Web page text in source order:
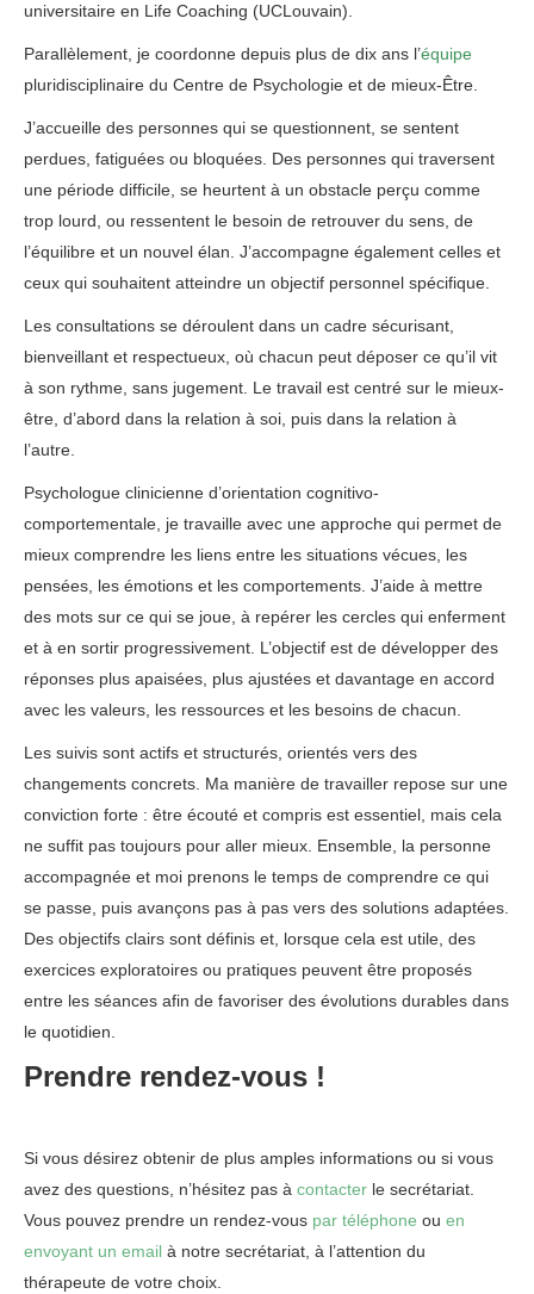
universitaire en Life Coaching (UCLouvain).
Parallèlement, je coordonne depuis plus de dix ans l’équipe
pluridisciplinaire du Centre de Psychologie et de mieux-Être.
J’accueille des personnes qui se questionnent, se sentent
perdues, fatiguées ou bloquées. Des personnes qui traversent
une période difficile, se heurtent à un obstacle perçu comme
trop lourd, ou ressentent le besoin de retrouver du sens, de
l’équilibre et un nouvel élan. J’accompagne également celles et
ceux qui souhaitent atteindre un objectif personnel spécifique.
Les consultations se déroulent dans un cadre sécurisant,
bienveillant et respectueux, où chacun peut déposer ce qu’il vit
à son rythme, sans jugement. Le travail est centré sur le mieux-
être, d’abord dans la relation à soi, puis dans la relation à
l’autre.
Psychologue clinicienne d’orientation cognitivo-
comportementale, je travaille avec une approche qui permet de
mieux comprendre les liens entre les situations vécues, les
pensées, les émotions et les comportements. J’aide à mettre
des mots sur ce qui se joue, à repérer les cercles qui enferment
et à en sortir progressivement. L’objectif est de développer des
réponses plus apaisées, plus ajustées et davantage en accord
avec les valeurs, les ressources et les besoins de chacun.
Les suivis sont actifs et structurés, orientés vers des
changements concrets. Ma manière de travailler repose sur une
conviction forte : être écouté et compris est essentiel, mais cela
ne suffit pas toujours pour aller mieux. Ensemble, la personne
accompagnée et moi prenons le temps de comprendre ce qui
se passe, puis avançons pas à pas vers des solutions adaptées.
Des objectifs clairs sont définis et, lorsque cela est utile, des
exercices exploratoires ou pratiques peuvent être proposés
entre les séances afin de favoriser des évolutions durables dans
le quotidien.
Prendre rendez-vous !
Si vous désirez obtenir de plus amples informations ou si vous
avez des questions, n’hésitez pas à contacter le secrétariat.
Vous pouvez prendre un rendez-vous par téléphone ou en
envoyant un email à notre secrétariat, à l’attention du
thérapeute de votre choix.